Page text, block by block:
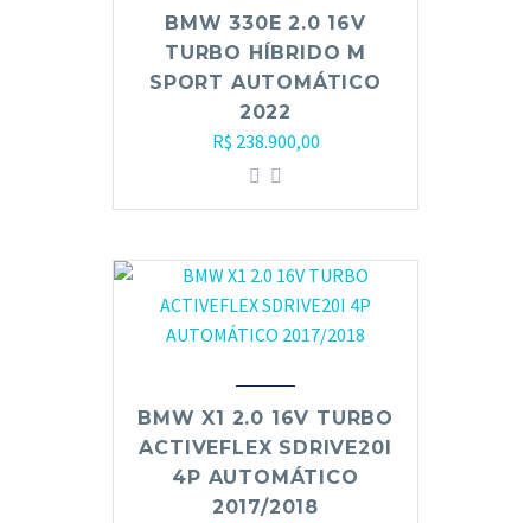
BMW 330E 2.0 16V
TURBO HÍBRIDO M
SPORT AUTOMÁTICO
2022
R$ 238.900,00
BMW X1 2.0 16V TURBO
ACTIVEFLEX SDRIVE20I
4P AUTOMÁTICO
2017/2018